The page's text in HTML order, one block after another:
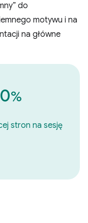
do
motywu i na
na główne
%
stron na sesję